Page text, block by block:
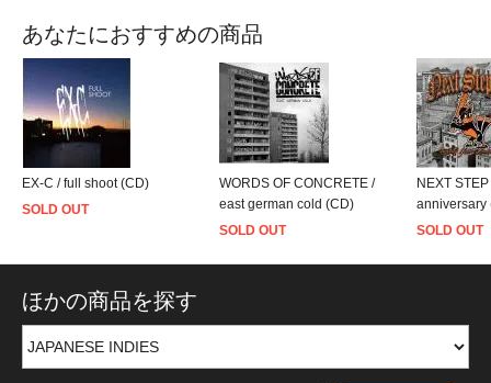
あなたにおすすめの商品
EX-C / full shoot (CD)
SOLD OUT
WORDS OF CONCRETE /
east german cold (CD)
SOLD OUT
NEXT
anniversary
SOLD OUT
ほかの商品を探す